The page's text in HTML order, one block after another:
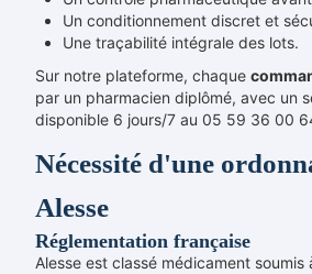
Un conditionnement discret et
Une traçabilité intégrale des lots.
Sur notre plateforme, chaque
par un pharmacien diplômé, avec un
disponible 6 jours/7 au 05 59 36 00
Nécessité d'une
Alesse
Réglementation française
Alesse est classé médicament soumis